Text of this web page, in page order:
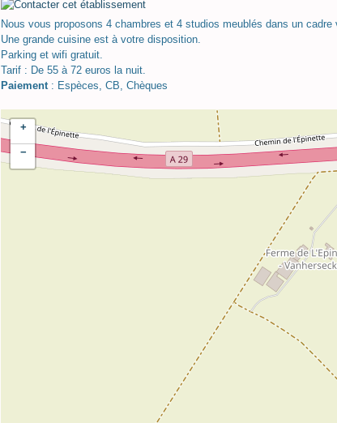
Nous vous proposons 4 chambres et 4 studios meublés dans un
Une grande cuisine est à votre disposition.
Parking et wifi gratuit.
Tarif : De 55 à 72 euros la nuit.
Paiement: Espèces, CB, Chèques
+
−